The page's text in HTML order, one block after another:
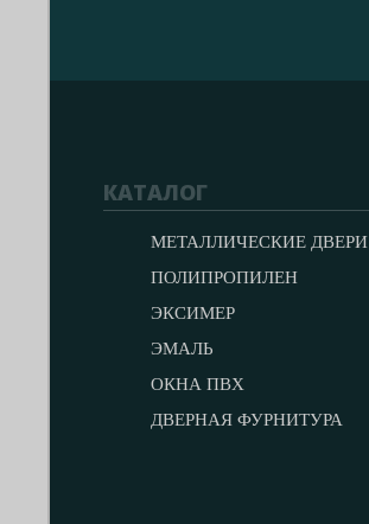
КАТАЛОГ
МЕТАЛЛИЧЕСКИЕ ДВЕРИ
ПОЛИПРОПИЛЕН
ЭКСИМЕР
ЭМАЛЬ
ОКНА ПВХ
ДВЕРНАЯ ФУРНИТУРА